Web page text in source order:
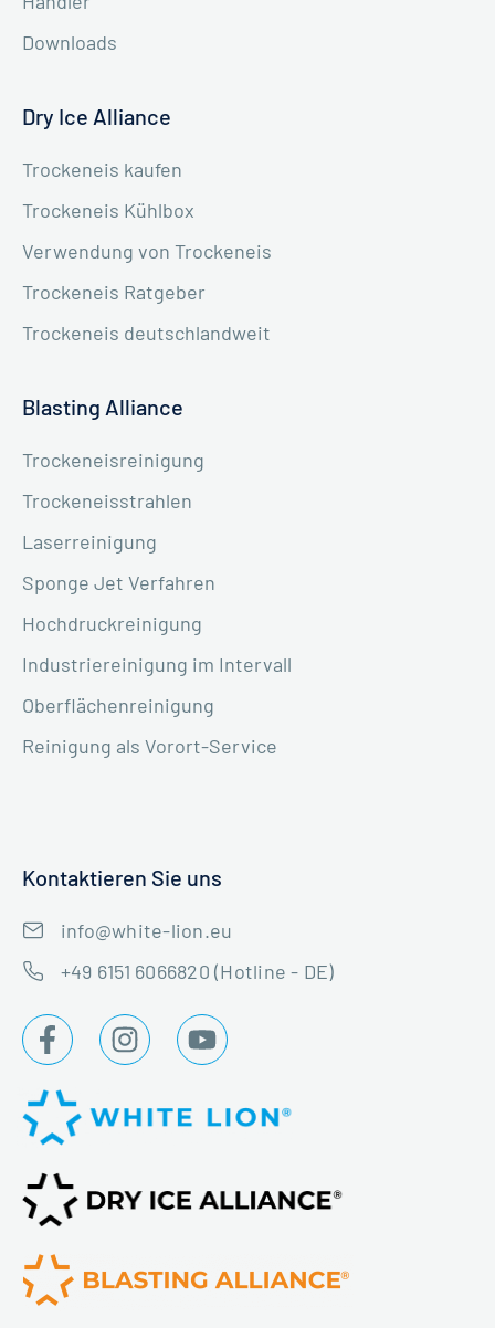
Downloads
Dry Ice Alliance
Trockeneis kaufen
Trockeneis Kühlbox
Verwendung von Trockeneis
Trockeneis Ratgeber
Trockeneis deutschlandweit
Blasting Alliance
Trockeneisreinigung
Trockeneisstrahlen
Laserreinigung
Sponge Jet Verfahren
Hochdruckreinigung
Industriereinigung im Intervall
Oberflächenreinigung
Reinigung als Vorort-Service
Kontaktieren Sie uns
info@white-lion.eu
+49 6151 6066820 (Hotline - DE)